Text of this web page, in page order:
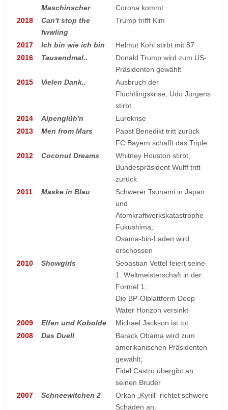
Maschinscher
Corona kommt
2018
Can't stop the
fwwling
Trump trifft Kim
2017 Ich bin wie ich bin
Helmut Kohl stirbt mit 87
2016
Tausendmal..
Donald Trump wird zum US-
Präsidenten gewählt
2015
Vielen Dank..
Ausbruch der
Flüchtlingskrise, Udo Jürgens
stirbt
2014
Alpenglüh'n
Eurokrise
2013
Men from Mars
Papst Benedikt tritt zurück
FC Bayern schafft das Triple
2012
Coconut Dreams
Whitney Houston stirbt;
Bundespräsident Wulff tritt
zurück
2011
Maske in Blau
Schwerer Tsunami in Japan
und
Atomkraftwerkskatastrophe
Fukushima;
Osama-bin-Laden wird
erschossen
2010
Showgirls
Sebastian Vettel feiert seine
1. Weltmeisterschaft in der
Formel 1;
Die BP-Ölplattform Deep
Water Horizon versinkt
2009
Elfen und Kobolde
Michael Jackson ist tot
2008
Das Duell
Barack Obama wird zum
amerikanischen Präsidenten
gewählt;
Fidel Castro übergibt an
seinen Bruder
2007
Schneewitchen 2
Orkan „Kyrill“ richtet schwere
Schäden an;